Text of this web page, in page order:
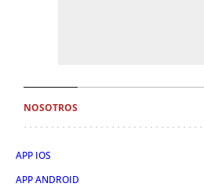
NOSOTROS
APP IOS
APP ANDROID